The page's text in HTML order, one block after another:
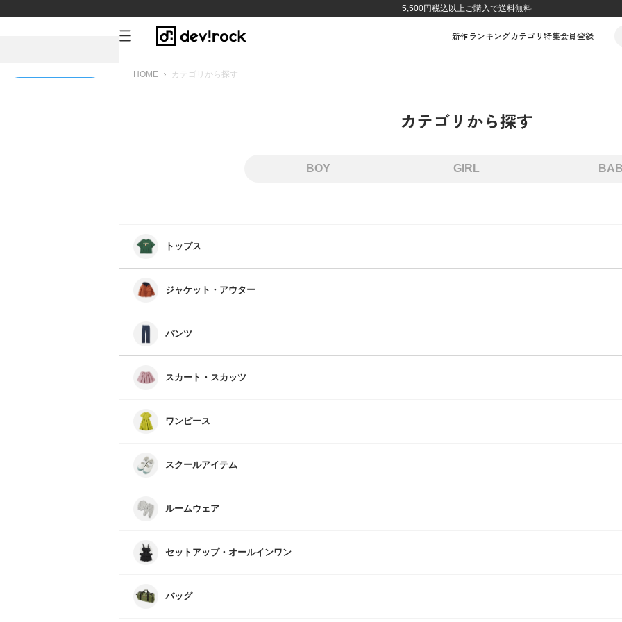
5,500円税込以上ご購入で送料無料
新作ランキングカテゴリ特集会員登録
HOME カテゴリから探す
カテゴリから探す
BOY GIRL
トップス
すべてのトップス
シャツ
ジャケット・アウター
パンツ
すべてのパンツ
スカート・スカッツ
ワンピース
スクールアイテム
すべてのスクールアイテム
スクール水着
ルームウェア
セットアップ・オールインワン
バッグ